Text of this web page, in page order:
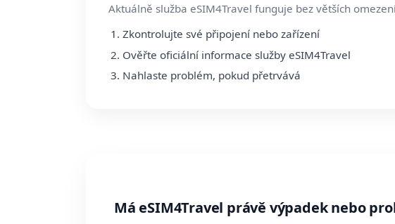
Aktuálně služba eSIM4Travel funguje bez větších
Zkontrolujte své připojení nebo zařízení
Ověřte oficiální informace služby eSIM4Travel
Nahlaste problém, pokud přetrvává
Má eSIM4Travel právě výpadek nebo